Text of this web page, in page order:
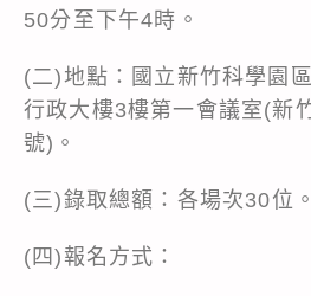
50分至下午4時。
(二)地點：國立新竹科學園
行政大樓3樓第一會議室(新
號)。
(三)錄取總額：各場次30位。
(四)報名方式：